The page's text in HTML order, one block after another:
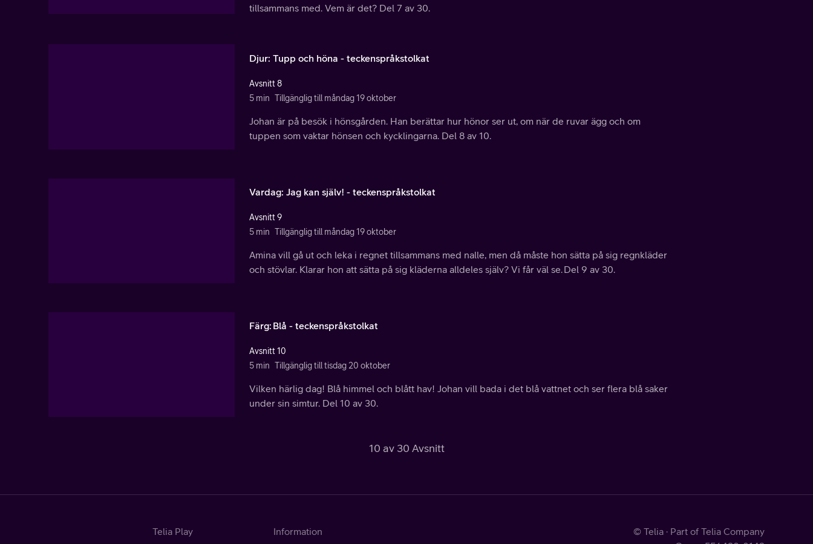
tillsammans med. Vem är det? Del 7 av 30.
Djur: Tupp och höna - teckenspråkstolkat
Avsnitt 8
5 min Tillgänglig till måndag 19 oktober
Johan är på besök i hönsgården. Han berättar hur hönor ser ut, om när de ruvar ägg och om
tuppen som vaktar hönsen och kycklingarna. Del 8 av 10.
Vardag: Jag kan själv! - teckenspråkstolkat
Avsnitt 9
5 min Tillgänglig till måndag 19 oktober
Amina vill gå ut och leka i regnet tillsammans med nalle, men då måste hon sätta på sig regnkläder
och stövlar. Klarar hon att sätta på sig kläderna alldeles själv? Vi får väl se. Del 9 av 30.
Färg: Blå - teckenspråkstolkat
Avsnitt 10
5 min Tillgänglig till tisdag 20 oktober
Vilken härlig dag! Blå himmel och blått hav! Johan vill bada i det blå vattnet och ser flera blå saker
under sin simtur. Del 10 av 30.
10 av 30 Avsnitt
Telia Play
Information
© Telia · Part of Telia Company